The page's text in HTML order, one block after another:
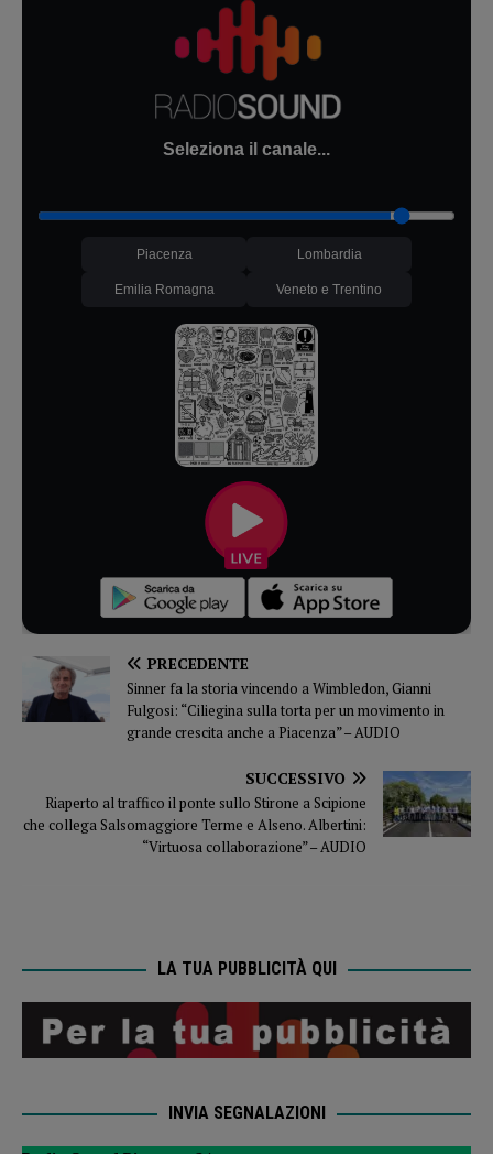
Seleziona il canale...
Piacenza Lombardia
Emilia Romagna Veneto e Trentino
PRECEDENTE
Sinner fa la storia vincendo a Wimbledon, Gianni
Fulgosi: “Ciliegina sulla torta per un movimento in
grande crescita anche a Piacenza” – AUDIO
SUCCESSIVO
Riaperto al traffico il ponte sullo Stirone a Scipione
che collega Salsomaggiore Terme e Alseno. Albertini:
“Virtuosa collaborazione” – AUDIO
LA TUA PUBBLICITÀ QUI
INVIA SEGNALAZIONI